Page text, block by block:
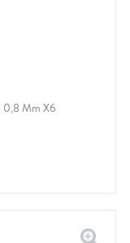
0,8 Mm X6